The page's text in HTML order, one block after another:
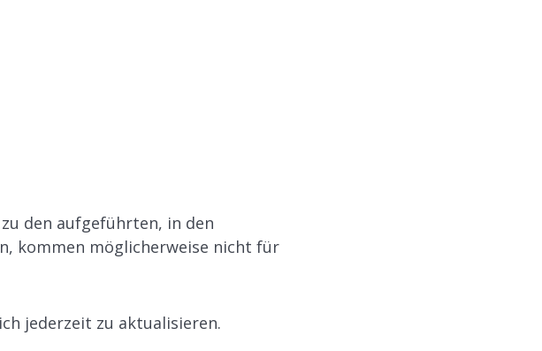
den aufgeführten, in den
kommen möglicherweise nicht für
jederzeit zu aktualisieren.